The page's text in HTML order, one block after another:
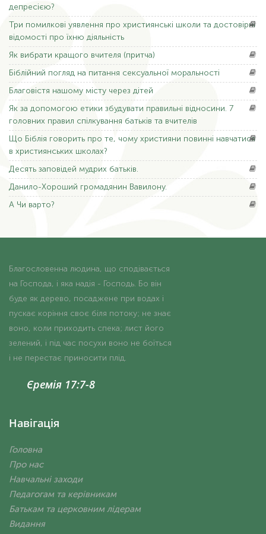
депресією?
Три помилкові уявлення про християнські школи та достовірні
відомості про їхню діяльність
Як вибрати кращого вчителя (притча)
Біблійний погляд на питання сексуальної моральності
Благовістя нашому місту через дітей
Як за допомогою етики збудувати правильні відносини. 7
головних правил спілкування батьків та вчителів
Що Біблія говорить про те, чому християни повинні навчатися
в християнських школах?
Десять заповідей мудрих батьків.
Данило-Хороший громадянин Вавилону.
А Чи варто?
Благословенна людина, що сподівається
на Господа, і яка надія - Господь. Бо він
буде як дерево, посаджене при водах і
пускає коріння своє біля потоку; не знає
воно, коли приходить спека; лист його
зелений, і під час посухи воно не боїться
і не перестає приносити плід.
Єремія 17:7-8
Навігація
Головна
Про нас
Навчальні заходи
Педагогам та керівникам
Батькам та церковним лідерам
Видання